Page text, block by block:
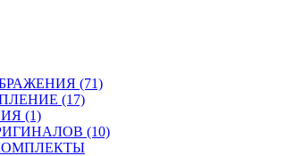
(71)
(17)
(1)
(10)